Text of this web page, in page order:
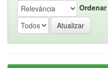
Ordenar